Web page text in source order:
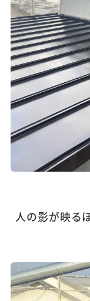
人の影が映る